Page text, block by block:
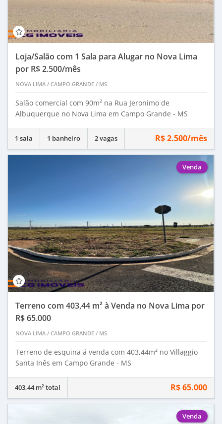
Loja/Salão com 1 Sala para Alugar no Nova Lima
por R$ 2.500/mês
NOVA LIMA / CAMPO GRANDE / MS
Salão comercial com 90m² na Rua Jeronimo de
Albuquerque no Nova Lima em Campo Grande - MS
1 sala 1 banheiro 2 vagas R$ 2.500/mês
Venda
Terreno com 403,44 m² à Venda no Nova Lima por
R$ 65.000
NOVA LIMA / CAMPO GRANDE / MS
Terreno de esquina á venda com 403,44m² no Villaggio
Santa Inês em Campo Grande - MS
403,44 m² total R$ 65.000
Venda